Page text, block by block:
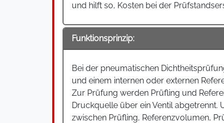
und hilft so, Kosten bei der
Funktionsprinzip:
Bei der pneumatischen
und einem internen oder externen
Zur Prüfung werden Prüfling und
Druckquelle über ein Ventil
zwischen Prüfling, Referenzvolumen,